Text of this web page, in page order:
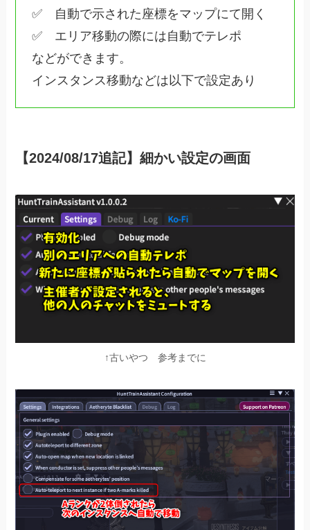
✅️ 自動で示された座標をマップにて開く
✅️ エリア移動の際には自動でテレポ
などができます。
インスタンス移動などは以下で設定あり
【2024/08/17追記】細かい設定の画面
↑古いやつ 参考までに